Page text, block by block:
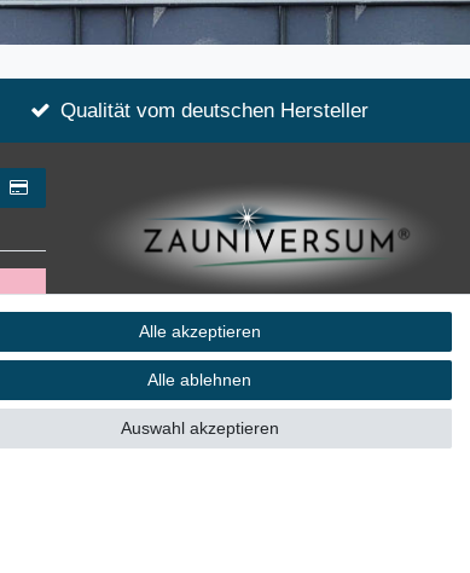
Qualität vom deutschen Hersteller
eine eingetragene Marke von
ZZW Zauntechnik GmbH & Co. KG
Alle akzeptieren
Alle ablehnen
Auswahl akzeptieren